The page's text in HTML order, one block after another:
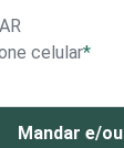
celular*
Mandar e/ou